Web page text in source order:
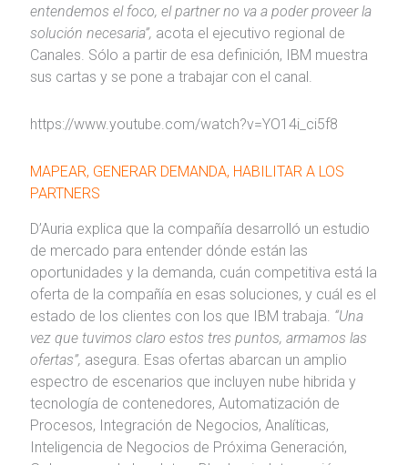
entendemos el foco, el partner no va a poder proveer la
solución necesaria”, acota el ejecutivo regional de
Canales. Sólo a partir de esa definición, IBM muestra
sus cartas y se pone a trabajar con el canal.
https://www.youtube.com/watch?v=YO14i_ci5f8
MAPEAR, GENERAR DEMANDA, HABILITAR A LOS
PARTNERS
D’Auria explica que la compañía desarrolló un estudio
de mercado para entender dónde están las
oportunidades y la demanda, cuán competitiva está la
oferta de la compañía en esas soluciones, y cuál es el
estado de los clientes con los que IBM trabaja. “Una
vez que tuvimos claro estos tres puntos, armamos las
ofertas”, asegura. Esas ofertas abarcan un amplio
espectro de escenarios que incluyen nube hibrida y
tecnología de contenedores, Automatización de
Procesos, Integración de Negocios, Analíticas,
Inteligencia de Negocios de Próxima Generación,